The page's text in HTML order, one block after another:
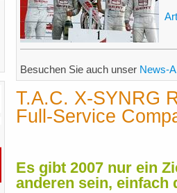
Besuchen Sie auch unser News-
T.A.C. X-SYNRG
Full-Service
Es gibt 2007 nur ein
anderen sein, einfach